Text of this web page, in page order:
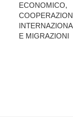
ECONOMICO,
E MIGRAZIONI